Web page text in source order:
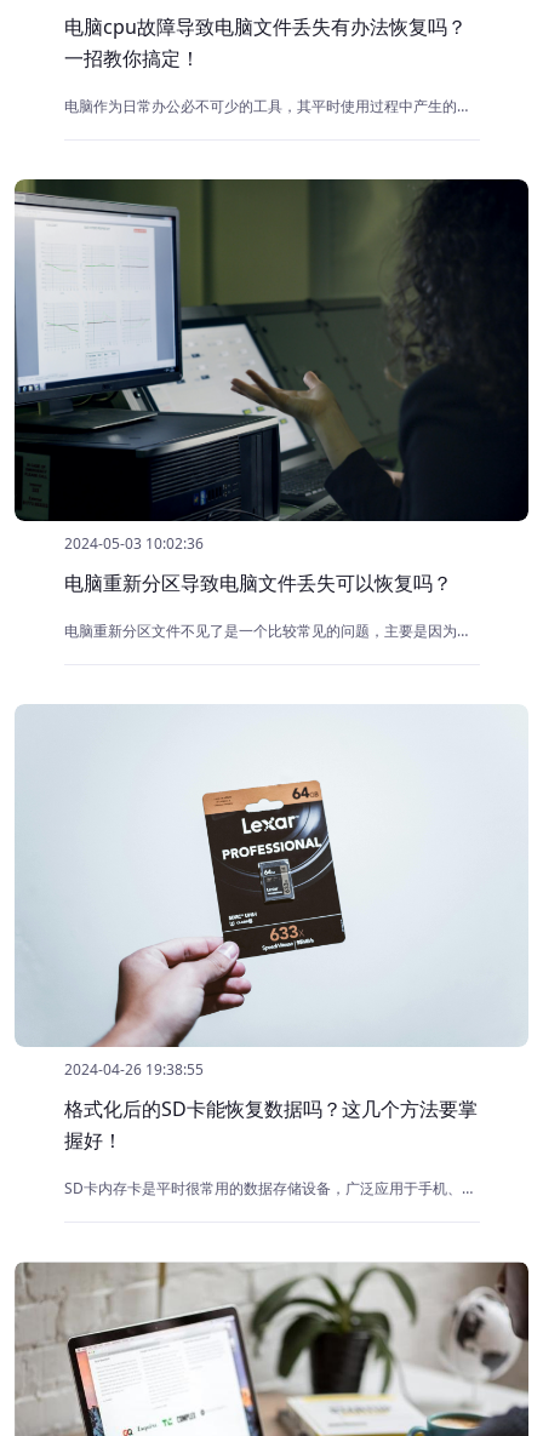
电脑cpu故障导致电脑文件丢失有办法恢复吗？
一招教你搞定！
电脑作为日常办公必不可少的工具，其平时使用过程中产生的数据，对于用户的价值自是不言而喻。而CPU（中央处理器）作为电脑的核心部件，其稳定性和可靠性对于数据的完整性和系统的正常运行至关重要。当CPU出现故障时，电脑的性能和稳定性则会受到严重影响，导致文件丢失。
2024-05-03 10:02:36
电脑重新分区导致电脑文件丢失可以恢复吗？
电脑重新分区文件不见了是一个比较常见的问题，主要是因为在重新分区过程中，原有的文件系统结构会被更改或破坏，导致原有分区上的文件无法被操作系统识别和访问。如果遇到分区丢失了数据，第一时间不要慌张，要保持冷静。可以尝试使用数据恢复软件来恢复丢失的数据。
2024-04-26 19:38:55
格式化后的SD卡能恢复数据吗？这几个方法要掌
握好！
SD卡内存卡是平时很常用的数据存储设备，广泛应用于手机、相机和其他电子设备中。由于其便携性和大容量，它成为了存储照片、视频和其他重要文件的理想选择。然而，有时候由于误操作或病毒感染、物理损坏等原因，SD卡会被格式化，导致数据丢失。那么被格式化过后的SD卡里面的数据能恢复吗？